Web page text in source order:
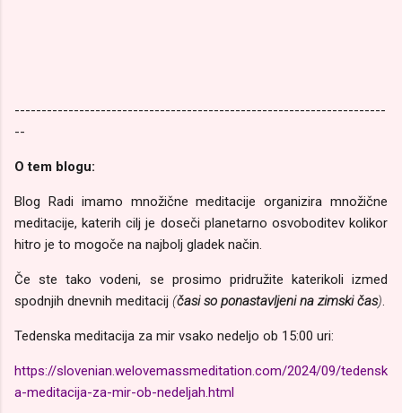
---------------------------------------------------------------------
--
O tem blogu:
Blog Radi imamo množične meditacije organizira množične
meditacije, katerih cilj je doseči planetarno osvoboditev kolikor
hitro je to mogoče na najbolj gladek način.
Če ste tako vodeni, se prosimo pridružite katerikoli izmed
spodnjih dnevnih meditacij (časi so ponastavljeni na zimski čas).
Tedenska meditacija za mir vsako nedeljo ob 15:00 uri:
https://slovenian.welovemassmeditation.com/2024/09/tedensk
a-meditacija-za-mir-ob-nedeljah.html